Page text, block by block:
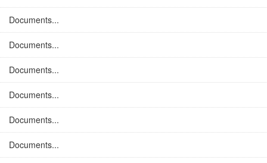
Documents...
Documents...
Documents...
Documents...
Documents...
Documents...